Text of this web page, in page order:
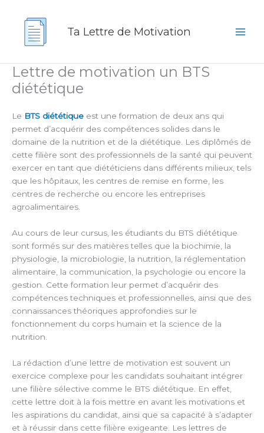
contenu
Ta Lettre de Motivation
Lettre de motivation un BTS
diététique
Le BTS diététique est une formation de deux ans qui
permet d’acquérir des compétences solides dans le
domaine de la nutrition et de la diététique. Les diplômés de
cette filière sont des professionnels de la santé qui peuvent
exercer en tant que diététiciens dans différents milieux, tels
que les hôpitaux, les centres de remise en forme, les
centres de recherche ou encore les entreprises
agroalimentaires.
Au cours de leur cursus, les étudiants du BTS diététique
sont formés sur des matières telles que la biochimie, la
physiologie, la microbiologie, la nutrition, la réglementation
alimentaire, la communication, la psychologie ou encore la
gestion. Cette formation leur permet d’acquérir des
compétences techniques et professionnelles, ainsi que des
connaissances théoriques approfondies sur le
fonctionnement du corps humain et la science de la
nutrition.
La rédaction d’une lettre de motivation est souvent un
exercice complexe pour les candidats souhaitant intégrer
une filière sélective comme le BTS diététique. En effet,
cette lettre doit à la fois mettre en avant les motivations et
les aspirations du candidat, ainsi que sa capacité à s’adapter
et à réussir dans cette filière exigeante. Les lettres de